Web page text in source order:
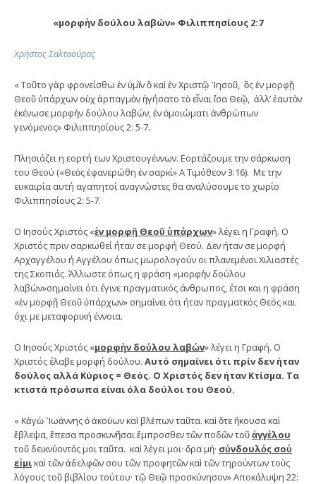
«μορφὴν δούλου λαβών» Φιλιππησίους 2:7
Χρήστος Σαλταούρας
« Τοῦτο γὰρ φρονείσθω ἐν ὑμῖν ὃ καὶ ἐν Χριστῷ ᾿Ιησοῦ, ὃς ἐν μορφῇ
Θεοῦ ὑπάρχων οὐχ ἁρπαγμὸν ἡγήσατο τὸ εἶναι ἴσα Θεῷ, ἀλλ’ ἑαυτὸν
ἐκένωσε μορφὴν δούλου λαβών, ἐν ὁμοιώματι ἀνθρώπων
γενόμενος» Φιλιππησίους 2: 5-7.
Πλησιάζει η εορτή των Χριστουγέννων. Εορτάζουμε την σάρκωση
του Θεού («Θεὸς ἐφανερώθη ἐν σαρκί» Α Τιμόθεον 3:16). Με την
ευκαιρία αυτή αγαπητοί αναγνώστες θα αναλύσουμε το χωρίο
Φιλιππησίους 2: 5-7.
Ο Ιησούς Χριστός «ἐν μορφῇ Θεοῦ ὑπάρχων» λέγει η Γραφή. Ο
Χριστός πριν σαρκωθεί ήταν σε μορφή Θεού. Δεν ήταν σε μορφή
Αρχαγγέλου ή Αγγέλου όπως μωρολογούν οι πλανεμένοι Χιλιαστές
της Σκοπιάς. Άλλωστε όπως η φράση «μορφὴν δούλου
λαβών»σημαίνει ότι έγινε πραγματικός άνθρωπος, έτσι και η φράση
«ἐν μορφῇ Θεοῦ ὑπάρχων» σημαίνει ότι ήταν πραγματκός Θεός και
όχι με μεταφορική έννοια.
Ο Ιησούς Χριστός «μορφὴν δούλου λαβών» λέγει η Γραφή. Ο
Χριστός έλαβε μορφή δούλου. Αυτό σημαίνει ότι πρίν δεν ήταν
δούλος αλλά Κύριος = Θεός. Ο Χριστός δεν ήταν Κτίσμα. Τα
κτιστά πρόσωπα είναι όλα δούλοι του Θεού.
« Κἀγὼ ᾿Ιωάννης ὁ ἀκούων καὶ βλέπων ταῦτα. καὶ ὅτε ἤκουσα καὶ
ἔβλεψα, ἔπεσα προσκυνῆσαι ἔμπροσθεν τῶν ποδῶν τοῦἀγγέλου
τοῦ δεικνύοντός μοι ταῦτα. καὶ λέγει μοι· ὅρα μή· σύνδουλός σού
εἰμικαὶ τῶν ἀδελφῶν σου τῶν προφητῶν καὶ τῶν τηρούντων τοὺς
λόγους τοῦ βιβλίου τούτου· τῷ Θεῷ προσκύνησον» Αποκάλυψη 22: